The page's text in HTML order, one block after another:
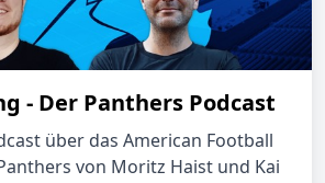
- Der Panthers Podcast
über das American Football
von Moritz Haist und Kai